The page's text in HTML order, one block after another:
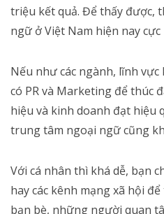
triệu kết quả. Để thấy được,
ngữ ở Việt Nam hiện nay
Nếu như các ngành, lĩnh
có PR và Marketing để thúc
hiệu và kinh doanh đạt hiệu
trung tâm ngoại ngữ cũng
Với cá nhân thì khá dễ, bạn
hay các kênh mạng xã hội
bạn bè, những người quan